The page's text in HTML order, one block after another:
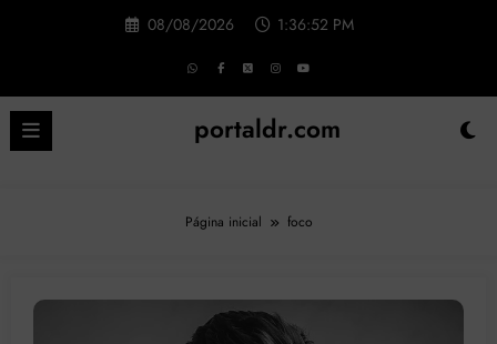
08/08/2026 1:36:53 PM
portaldr.com
Página inicial foco